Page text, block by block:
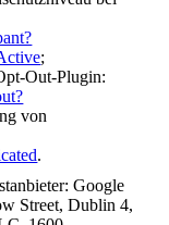
;
Out-Plugin:
von
.
Google
Street, Dublin 4,